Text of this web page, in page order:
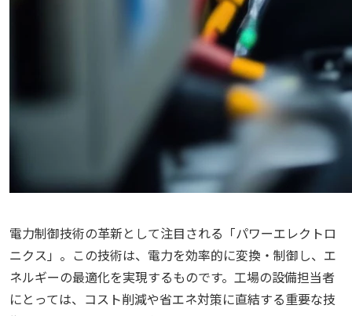
電力制御技術の革新として注目される「パワーエレクトロ
ニクス」。この技術は、電力を効率的に変換・制御し、エ
ネルギーの最適化を実現するものです。工場の設備担当者
にとっては、コスト削減や省エネ対策に直結する重要な技